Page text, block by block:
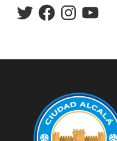
TwitterFacebookInstagramYouTube